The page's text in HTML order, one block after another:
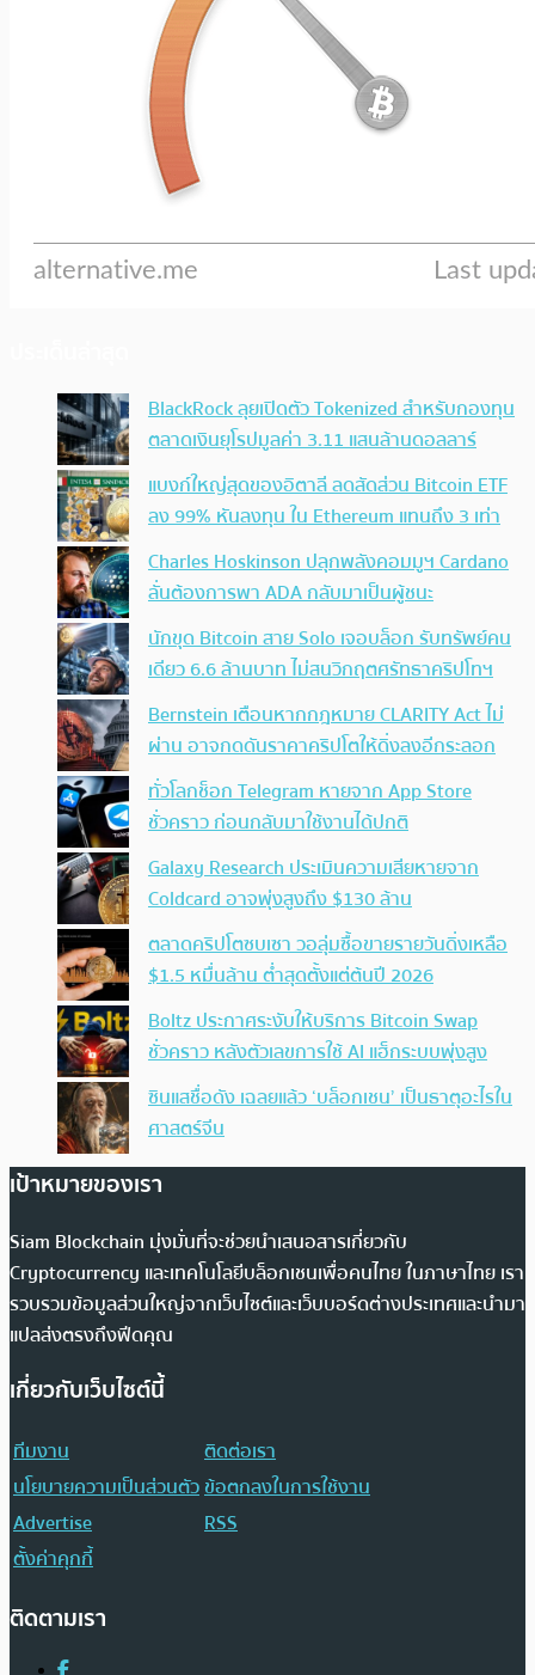
BlackRock ลุยเปิดตัว Tokenized สำหรับกองทุน
ตลาดเงินยุโรปมูลค่า 3.11 แสนล้านดอลลาร์
แบงก์ใหญ่สุดของอิตาลี ลดสัดส่วน Bitcoin ETF
ลง 99% หันลงทุน ใน Ethereum แทนถึง 3 เท่า
Charles Hoskinson ปลุกพลังคอมมูฯ Cardano
ลั่นต้องการพา ADA กลับมาเป็นผู้ชนะ
นักขุด Bitcoin สาย Solo เจอบล็อก รับทรัพย์คน
เดียว 6.6 ล้านบาท ไม่สนวิกฤตศรัทธาคริปโทฯ
Bernstein เตือนหากกฎหมาย CLARITY Act ไม่
ผ่าน อาจกดดันราคาคริปโตให้ดิ่งลงอีกระลอก
ทั่วโลกช็อก Telegram หายจาก App Store
ชั่วคราว ก่อนกลับมาใช้งานได้ปกติ
Galaxy Research ประเมินความเสียหายจาก
Coldcard อาจพุ่งสูงถึง $130 ล้าน
ตลาดคริปโตซบเซา วอลุ่มซื้อขายรายวันดิ่งเหลือ
$1.5 หมื่นล้าน ต่ำสุดตั้งแต่ต้นปี 2026
Boltz ประกาศระงับให้บริการ Bitcoin Swap
ชั่วคราว หลังตัวเลขการใช้ AI แฮ็กระบบพุ่งสูง
ซินแสชื่อดัง เฉลยแล้ว ‘บล็อกเชน’ เป็นธาตุอะไรใน
ศาสตร์จีน
เป้าหมายของเรา
Siam Blockchain มุ่งมั่นที่จะช่วยนำเสนอสารเกี่ยวกับ
Cryptocurrency และเทคโนโลยีบล็อกเชนเพื่อคนไทย ในภาษาไทย เรา
รวบรวมข้อมูลส่วนใหญ่จากเว็บไซต์และเว็บบอร์ดต่างประเทศและนำมา
แปลส่งตรงถึงฟีดคุณ
เกี่ยวกับเว็บไซต์นี้
ทีมงาน
ติดต่อเรา
นโยบายความเป็นส่วนตัวข้อตกลงในการใช้งาน
Advertise
RSS
ตั้งค่าคุกกี้
ติดตามเรา